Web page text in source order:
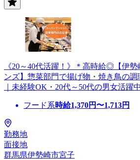
《20～40代活躍！》＊高時給◎【伊
ンズ】惣菜部門で揚げ物・焼き鳥の
｜未経験OK・20代～50代の男女活躍中
フード系時給1,370円〜1,713円
勤務地
面接地
群馬県伊勢崎市宮子